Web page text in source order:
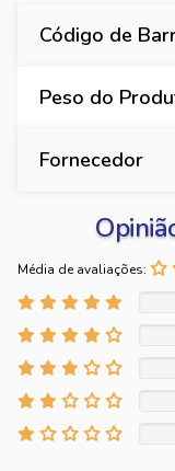
Código de
Peso do
Fornecedor
Média de avaliações: